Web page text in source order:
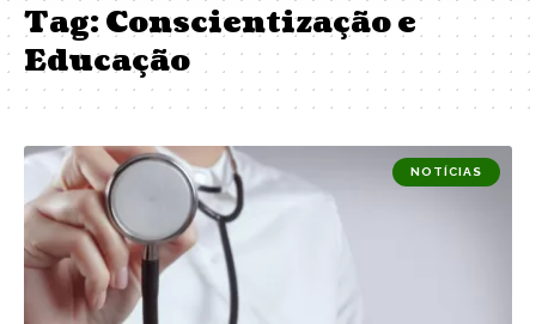
Tag:Conscientização e
Educação
NOTÍCIAS